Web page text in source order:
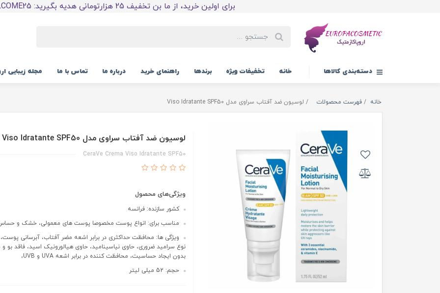
برای اولین خرید، از ما بن تخفیف 25 هزارتومانی هدیه بگیرید: WELCOME25
دسته‌بندی کالاها خانه تخفیفات ویژه برندها راهنمای خرید درباره ما تماس با ما مجله زیبایی
خانه فهرست محصولات لوسیون ضد آفتاب سراوی مدل Viso Idratante SPF50
لوسیون ضد آفتاب سراوی مدل Viso Idratante SPF50
CeraVe Crema Viso Idratante SPF50
ویژگی‌های محصول
کشور سازنده: فرانسه
مناسب برای: انواع پوست مخصوصا پوست های معمولی، خشک و
ویژگی ها: محافظت حداکثری در برابر اشعه مضر آفتاب، آبرسانی
نوع سرامید ضروری، حاوی نیاسینامید، حاوی هیالورونیک اسید، فاقد بو و
بدون ایجاد حساسیت، محافظت کننده در برابر اشعه UVA و UVB،
حجم: 52 میلی لیتر